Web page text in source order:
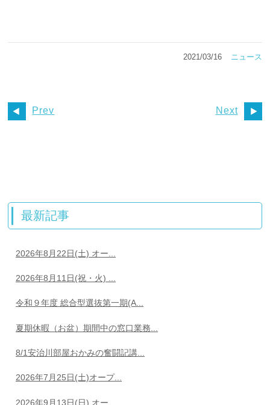
2021/03/16 ニュース
Prev Next
最新記事
2026年8月22日(土) オー...
2026年8月11日(祝・火) ...
令和９年度 総合型選抜第一期(A...
夏期休暇（お盆）期間中の窓口業務...
8/1安治川部屋おかみの奮闘記講...
2026年7月25日(土)オープ...
2026年9月13日(日) オー...